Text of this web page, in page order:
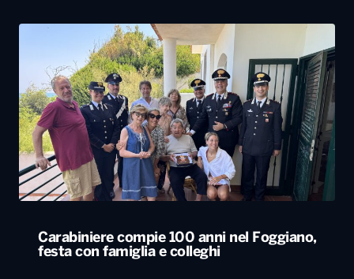
Carabiniere compie 100 anni nel Foggiano,
festa con famiglia e colleghi